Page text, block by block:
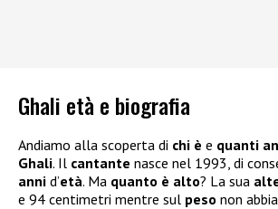
Ghali età e biografia
Andiamo alla scoperta di chi è e quanti
Ghali. Il cantante nasce nel 1993, di
anni d’età. Ma quanto è alto? La sua
e 94 centimetri mentre sul peso non